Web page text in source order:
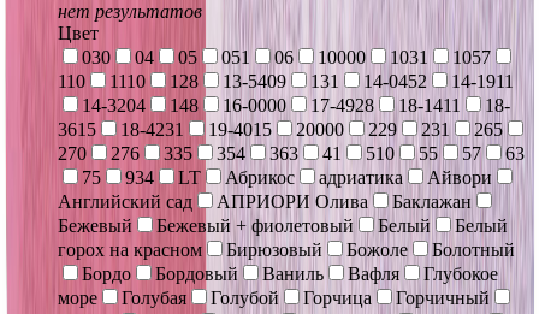
нет результатов
Цвет
030
04 05 051 06 10000 1031
1057
110
1110 128 13-5409 131 14-0452
14-1911
14-3204
148 16-0000 17-4928 18-1411
18-
3615
18-4231 19-4015 20000 229 231
265
270
276 335 354 363 41 510 55 57
63
75
934 LT Абрикос адриатика
Айвори
Английский сад
АПРИОРИ Олива
Баклажан
Бежевый
Бежевый + фиолетовый Белый
Белый
горох на красном
Бирюзовый Божоле
Болотный
Бордо
Бордовый Ваниль Вафля
Глубокое
море
Голубая Голубой Горчица
Горчичный